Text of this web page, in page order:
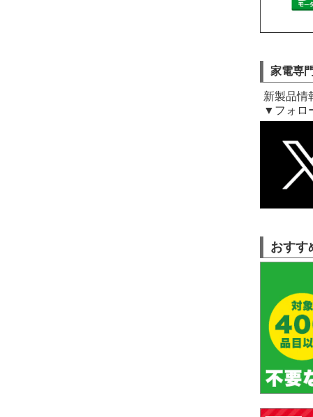
家電専
新製品情
▼フォロ
おすす